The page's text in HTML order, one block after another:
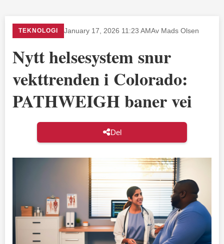
TEKNOLOGI January 17, 2026 11:23 AMAv Mads Olsen
Nytt helsesystem snur
vekttrenden i Colorado:
PATHWEIGH baner vei
Del